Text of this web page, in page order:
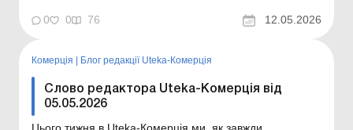
тижня в Uteka-Комерція. Шановні колеги! Коротко
ознайомлю вас із темами статей, опублікованих цього
Податковий...
0 0 76 12.05.2026
Комерція | Блог редакції Uteka-Комерція
Слово редактора Uteka-Комерція від
05.05.2026